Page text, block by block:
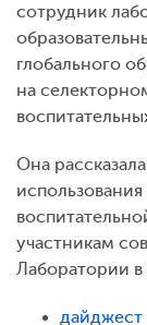
сотрудник
глобального
на
Она
участникам
Лаборатории в
дайджест